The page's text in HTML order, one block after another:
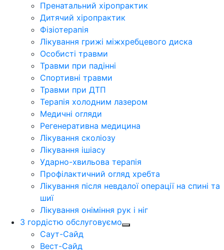
Пренатальний хіропрактик
Дитячий хіропрактик
Фізіотерапія
Лікування грижі міжхребцевого диска
Особисті травми
Травми при падінні
Спортивні травми
Травми при ДТП
Терапія холодним лазером
Медичні огляди
Регенеративна медицина
Лікування сколіозу
Лікування ішіасу
Ударно-хвильова терапія
Профілактичний огляд хребта
Лікування після невдалої операції на спині та
шиї
Лікування оніміння рук і ніг
З гордістю обслуговуємо
Саут-Сайд
Вест-Сайд